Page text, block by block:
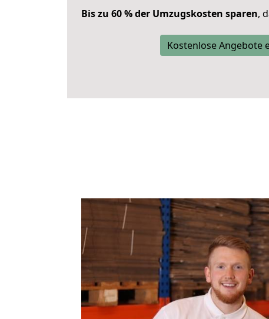
Bis zu 60 % der Umzugskosten sparen,
Kostenlose Angebote